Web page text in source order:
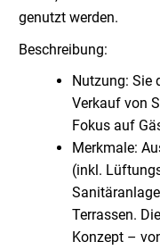
genutzt werden.
Beschreibung:
Nutzung: Sie
Verkauf von
Fokus auf
Merkmale:
(inkl.
Terrassen.
Konzept –